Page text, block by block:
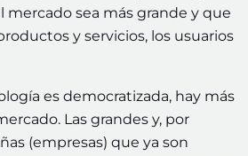
sea más grande y que
y servicios, los usuarios
es democratizada, hay más
Las grandes y, por
(empresas) que ya son